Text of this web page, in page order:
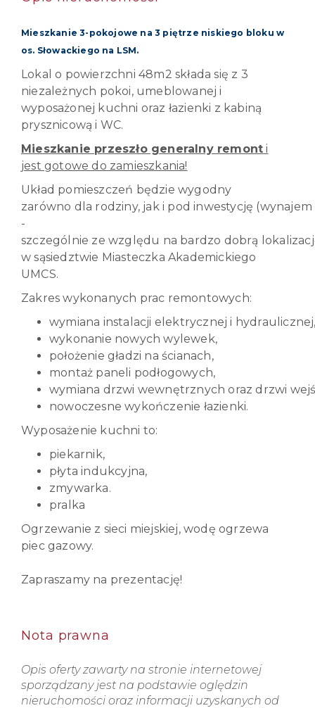
Mieszkanie 3-pokojowe na 3 piętrze niskiego bloku w
os. Słowackiego na LSM.
Lokal o powierzchni 48m2 składa się z 3
niezależnych pokoi, umeblowanej i
wyposażonej kuchni oraz łazienki z kabiną
prysznicową i WC.
Mieszkanie przeszło generalny remont i
jest gotowe do zamieszkania!
Układ pomieszczeń będzie wygodny
zarówno dla rodziny, jak i pod inwestycję
-
szczególnie ze względu na bardzo dobrą
w sąsiedztwie Miasteczka Akademickiego
UMCS.
Zakres wykonanych prac remontowych:
wymiana instalacji elektrycznej i
wykonanie nowych wylewek,
położenie gładzi na ścianach,
montaż paneli podłogowych,
wymiana drzwi wewnętrznych oraz drzwi
nowoczesne wykończenie łazienki.
Wyposażenie kuchni to:
piekarnik,
płyta indukcyjna,
zmywarka.
pralka
Ogrzewanie z sieci miejskiej, wodę ogrzewa
piec gazowy.
Zapraszamy na prezentację!
Nota prawna
Opis oferty zawarty na stronie internetowej
sporządzany jest na podstawie oględzin
nieruchomości oraz informacji uzyskanych od